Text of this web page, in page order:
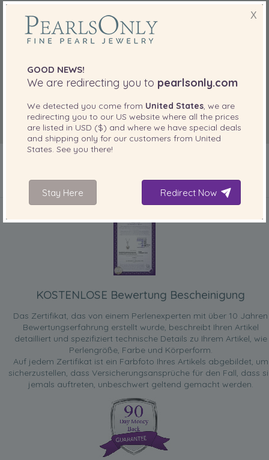
IN IHREM PRODUKT ENTHALTEN
KOSTENLOSE Bewertung Bescheinigung
Das Zertifikat, das von einem Perlenexperten mit über 10 Jahren
Bewertungserfahrung erstellt wurde, beschreibt Ihren Artikel
detailliert und spezifiziert technische Details zu Ihrem Artikel, wie
Perlengröße, Farbe und Körperform.
Auf jedem Zertifikat ist ein Farbfoto Ihres Artikels abgebildet, um
sicherzustellen, dass Versicherungsansprüche für den Fall, dass
jemals auftreten, unbeschwert geltend gemacht werden.
X
GOOD NEWS!
We are redirecting you to pearlsonly.com
We detected you come from United States , we are
redirecting you to our US website where all the prices
are listed in USD ($) and where we have special deals
and shipping only for our customers from United
States . See you there!
Stay Here Redirect Now